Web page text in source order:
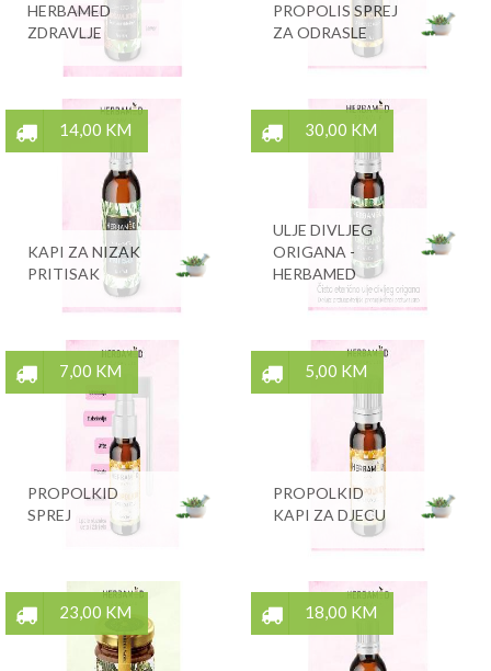
HERBAMED
ZDRAVLJE
PROPOLIS SPREJ
ZA ODRASLE
14,00 KM
KAPI ZA NIZAK
PRITISAK
30,00 KM
ULJE DIVLJEG
ORIGANA -
HERBAMED
7,00 KM
PROPOLKID
SPREJ
5,00 KM
PROPOLKID
KAPI ZA DJECU
23,00 KM 18,00 KM